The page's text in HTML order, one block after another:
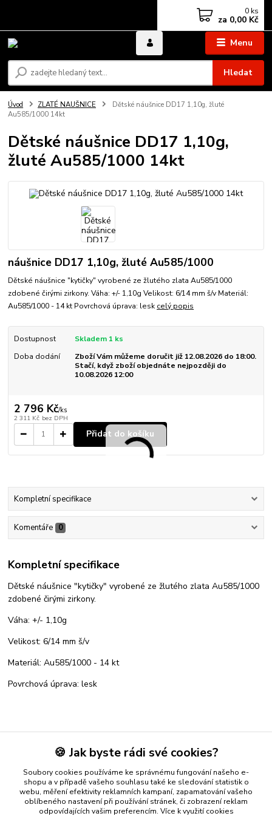
Menu
Hledat
0 ks
za 0,00 Kč
Úvod ZLATÉ NAUŠNICE
Dětské náušnice DD17 1,10g, žluté
Au585/1000 14kt
Dětské náušnice DD17 1,10g,
žluté Au585/1000 14kt
náušnice DD17 1,10g, žluté Au585/1000
Dětské náušnice "kytičky" vyrobené ze žlutého zlata Au585/1000
zdobené čirými zirkony. Váha: +/- 1,10g Velikost: 6/14 mm š/v Materiál:
Au585/1000 - 14 kt Povrchová úprava: lesk celý popis
Dostupnost
Skladem 1 ks
Doba dodání
Zboží Vám můžeme doručit již 12.08.2026 do 18:00.
Stačí, když zboží objednáte nejpozději do
10.08.2026 12:00
2 796 Kč/ks
2 311 Kč bez DPH
Přidat do košíku
Kompletní specifikace
Komentáře 0
Kompletní specifikace
Dětské náušnice "kytičky" vyrobené ze žlutého zlata Au585/1000
zdobené čirými zirkony.
Váha: +/- 1,10g
Velikost: 6/14 mm š/v
Materiál: Au585/1000 - 14 kt
Povrchová úprava: lesk
Zboží zařazeno v kategoriích
ZLATÉ NAUŠNICE
Dětské zlaté naušnice
🍪 Jak byste rádi své cookies?
Soubory cookies používáme ke správnému fungování našeho e-
shopu a v případě vašeho souhlasu také ke sledování statistik o
webu, měření efektivity reklamních kampaní, zapamatování vašeho
oblíbeného nastavení při používání stránek, či zobrazení reklam
odpovídajících vašim preferencím. Více k využití cookies